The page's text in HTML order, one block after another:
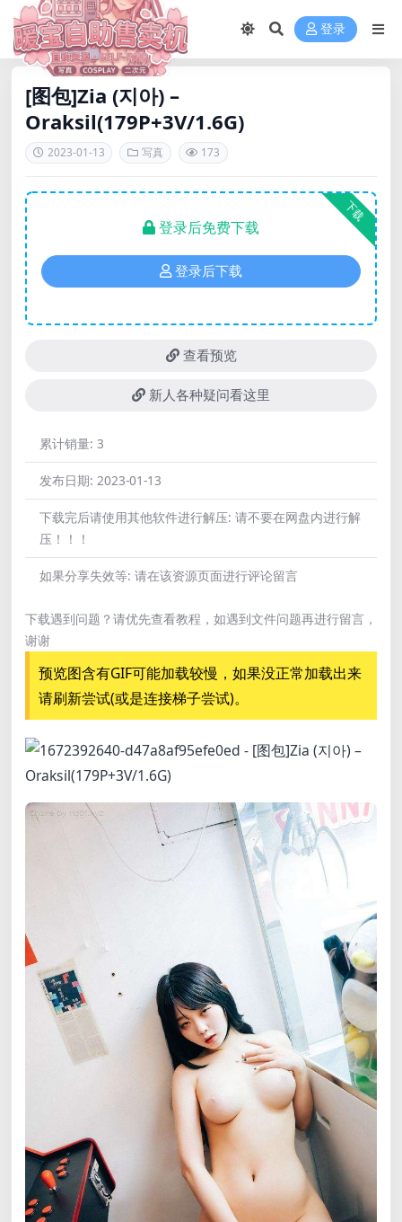
登录
[图包]Zia (지아) –
Oraksil(179P+3V/1.6G)
2023-01-13 写真 173
下载
登录后免费下载
登录后下载
查看预览
新人各种疑问看这里
累计销量: 3
发布日期: 2023-01-13
下载完后请使用其他软件进行解压: 请不要在网盘内进行解
压！！！
如果分享失效等: 请在该资源页面进行评论留言
下载遇到问题？请优先查看教程，如遇到文件问题再进行留言，
谢谢
预览图含有GIF可能加载较慢，如果没正常加载出来
请刷新尝试(或是连接梯子尝试)。